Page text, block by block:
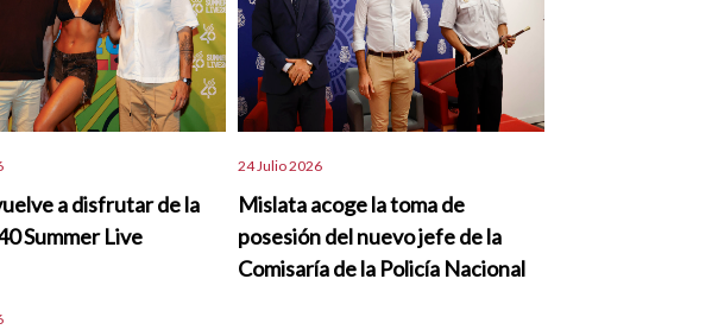
a disfrutar de la
Summer Live
24 Julio 2026
Mislata acoge la toma de
posesión del nuevo jefe de la
Comisaría de la Policía Nacional